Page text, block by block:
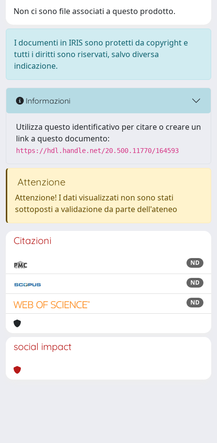
Non ci sono file associati a questo prodotto.
I documenti in IRIS sono protetti da copyright e
tutti i diritti sono riservati, salvo diversa
indicazione.
Informazioni
Utilizza questo identificativo per citare o creare un
link a questo documento:
https://hdl.handle.net/20.500.11770/164593
Attenzione
Attenzione! I dati visualizzati non sono stati
sottoposti a validazione da parte dell'ateneo
Citazioni
ND
ND
ND
social impact